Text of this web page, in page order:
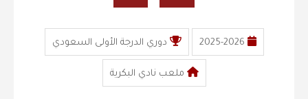
2025-2026 دوري الدرجة الأولى السعودي
ملعب نادي البكرية